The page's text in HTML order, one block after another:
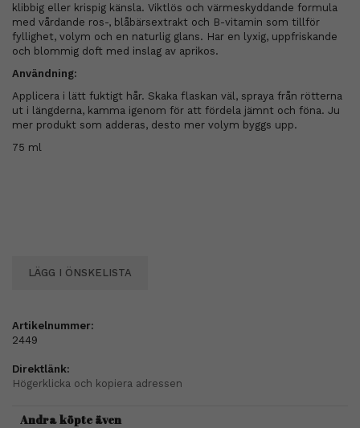
klibbig eller krispig känsla. Viktlös och värmeskyddande formula
med vårdande ros-, blåbärsextrakt och B-vitamin som tillför
fyllighet, volym och en naturlig glans. Har en lyxig, uppfriskande
och blommig doft med inslag av aprikos.
Användning:
Applicera i lätt fuktigt hår. Skaka flaskan väl, spraya från rötterna
ut i längderna, kamma igenom för att fördela jämnt och föna. Ju
mer produkt som adderas, desto mer volym byggs upp.
75 ml
LÄGG I ÖNSKELISTA
Artikelnummer:
2449
Direktlänk:
Högerklicka och kopiera adressen
Andra köpte även